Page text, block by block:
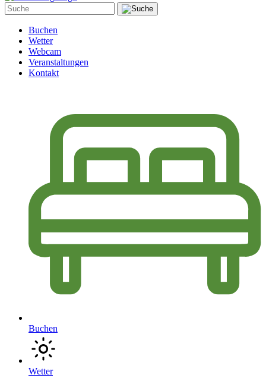
Buchen
Wetter
Webcam
Veranstaltungen
Kontakt
Buchen
Wetter